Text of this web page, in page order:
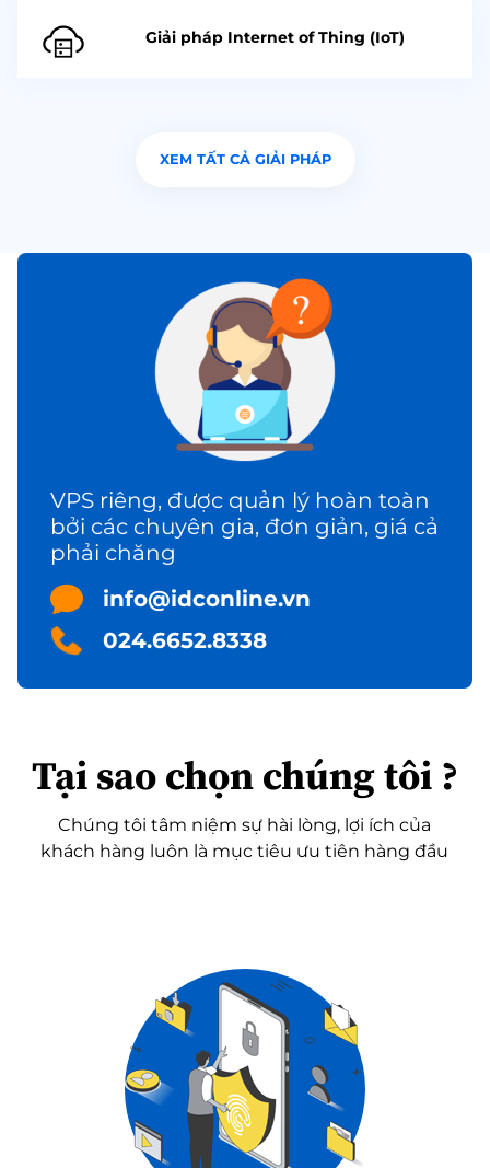
Giải pháp Internet of Thing (IoT)
XEM TẤT CẢ GIẢI PHÁP
VPS riêng, được quản lý hoàn toàn
bởi các chuyên gia, đơn giản, giá cả
phải chăng
info@idconline.vn
024.6652.8338
Tại sao chọn chúng tôi ?
Chúng tôi tâm niệm sự hài lòng, lợi ích của
khách hàng luôn là mục tiêu ưu tiên hàng đầu